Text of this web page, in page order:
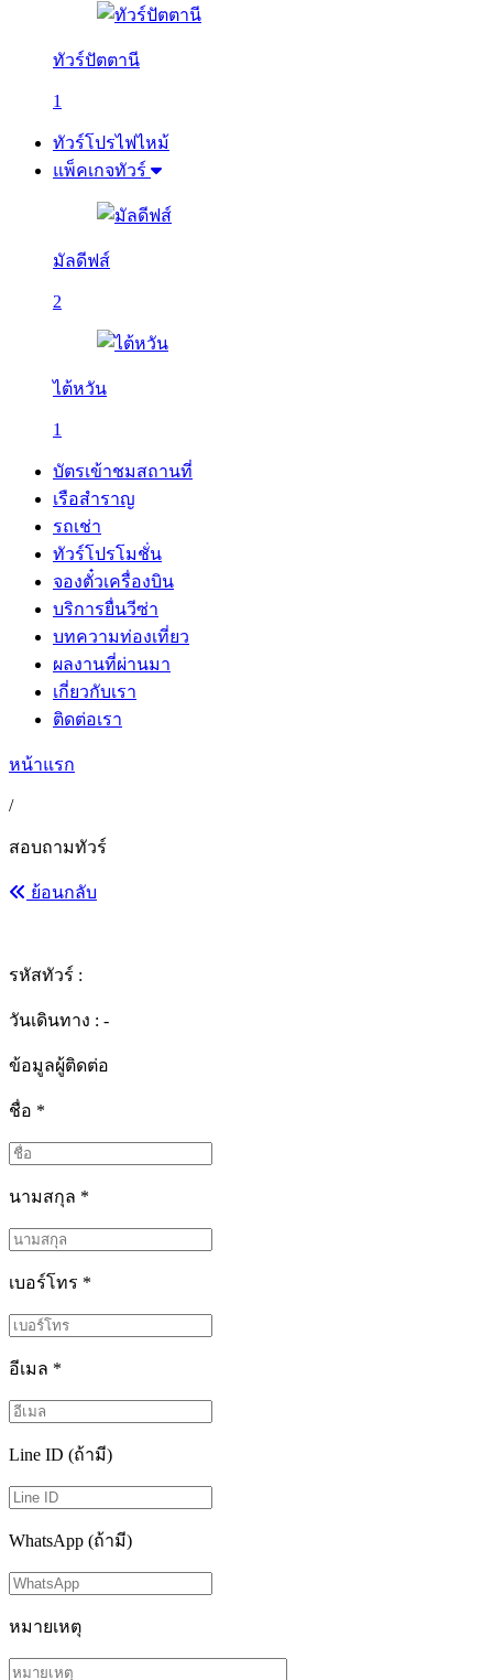
ทัวร์ปัตตานี
1
ทัวร์โปรไฟไหม้
แพ็คเกจทัวร์
มัลดีฟส์
2
ไต้หวัน
1
บัตรเข้าชมสถานที่
เรือสำราญ
รถเช่า
ทัวร์โปรโมชั่น
จองตั๋วเครื่องบิน
บริการยื่นวีซ่า
บทความท่องเที่ยว
ผลงานที่ผ่านมา
เกี่ยวกับเรา
ติดต่อเรา
หน้าแรก
/
สอบถามทัวร์
ย้อนกลับ
รหัสทัวร์ :
วันเดินทาง : -
ข้อมูลผู้ติดต่อ
ชื่อ *
นามสกุล *
เบอร์โทร *
อีเมล *
Line ID (ถ้ามี)
WhatsApp (ถ้ามี)
หมายเหตุ